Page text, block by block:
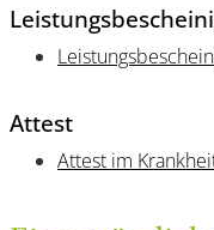
Attest
Attest im